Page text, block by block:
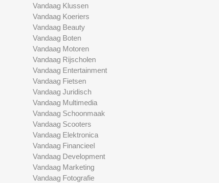
Vandaag Klussen
Vandaag Koeriers
Vandaag Beauty
Vandaag Boten
Vandaag Motoren
Vandaag Rijscholen
Vandaag Entertainment
Vandaag Fietsen
Vandaag Juridisch
Vandaag Multimedia
Vandaag Schoonmaak
Vandaag Scooters
Vandaag Elektronica
Vandaag Financieel
Vandaag Development
Vandaag Marketing
Vandaag Fotografie